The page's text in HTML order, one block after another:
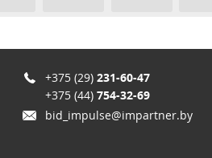
+375 (29) 231-60-47
+375 (44) 754-32-69
bid_impulse@impartner.by